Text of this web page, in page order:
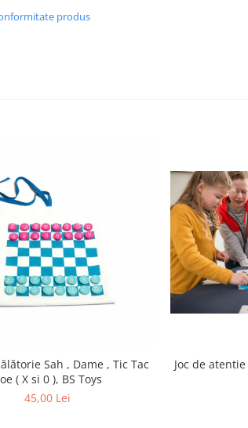
produs
Sah , Dame , Tic Tac
( X si 0 ), BS Toys
45,00 Lei
Joc de